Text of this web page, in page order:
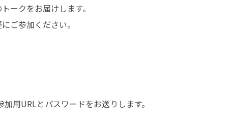
ークをお届けします。
ご参加ください。
用URLとパスワードをお送りします。